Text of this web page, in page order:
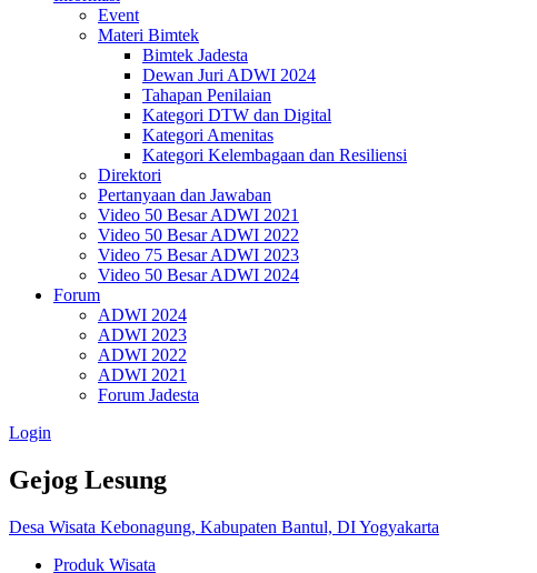
Event
Materi Bimtek
Bimtek Jadesta
Dewan Juri ADWI 2024
Tahapan Penilaian
Kategori DTW dan Digital
Kategori Amenitas
Kategori Kelembagaan dan Resiliensi
Direktori
Pertanyaan dan Jawaban
Video 50 Besar ADWI 2021
Video 50 Besar ADWI 2022
Video 75 Besar ADWI 2023
Video 50 Besar ADWI 2024
Forum
ADWI 2024
ADWI 2023
ADWI 2022
ADWI 2021
Forum Jadesta
Login
Gejog Lesung
Desa Wisata Kebonagung, Kabupaten Bantul, DI Yogyakarta
Produk Wisata